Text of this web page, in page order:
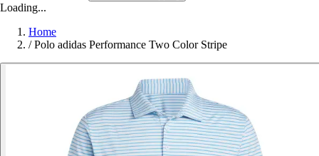
Loading...
Home
/ Polo adidas Performance Two Color Stripe